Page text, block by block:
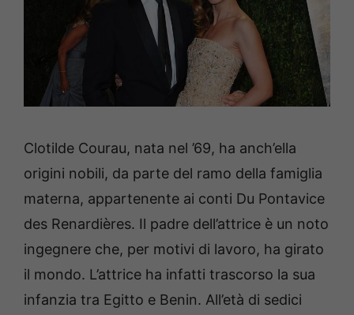
Clotilde Courau, nata nel ’69, ha anch’ella
origini nobili, da parte del ramo della famiglia
materna, appartenente ai conti Du Pontavice
des Renardières. Il padre dell’attrice è un noto
ingegnere che, per motivi di lavoro, ha girato
il mondo. L’attrice ha infatti trascorso la sua
infanzia tra Egitto e Benin. All’età di sedici